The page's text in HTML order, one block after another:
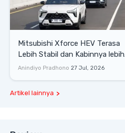
Mitsubishi Xforce HEV Terasa
Lebih Stabil dan Kabinnya lebih
Senyap
Anindiyo Pradhono 27 Jul, 2026
Artikel lainnya